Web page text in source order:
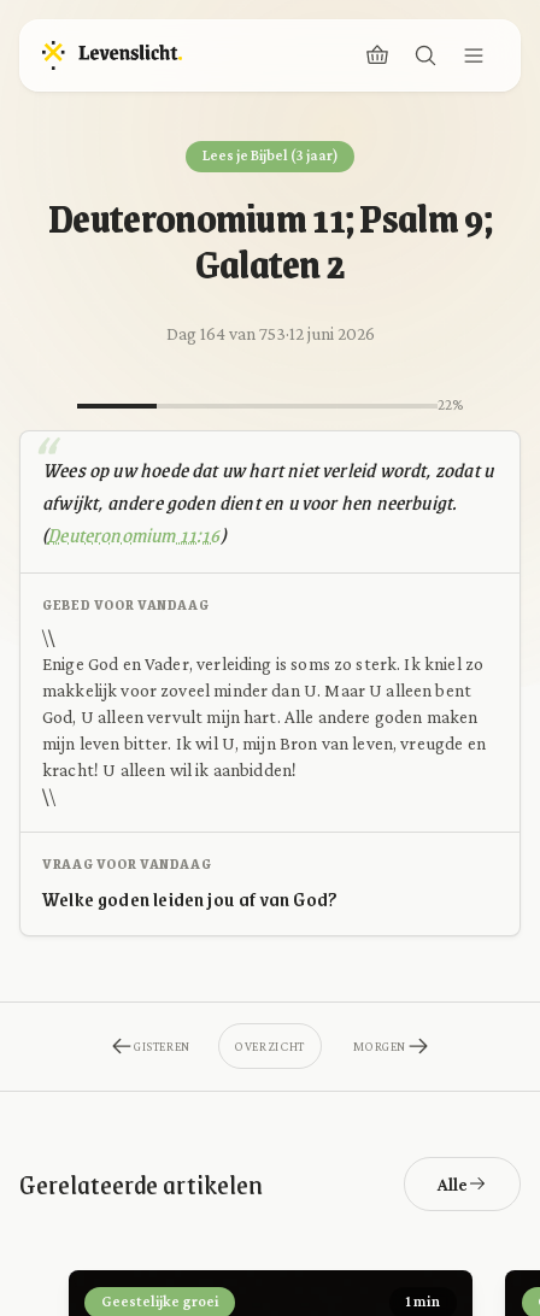
Lees je Bijbel (3 jaar)
Deuteronomium 11; Psalm 9;
Galaten 2
Dag 164 van 753·12 juni 2026
22%
Wees op uw hoede dat uw hart niet verleid wordt, zodat u
afwijkt, andere goden dient en u voor hen neerbuigt.
(Deuteronomium 11:16)
GEBED VOOR VANDAAG
\\
Enige God en Vader, verleiding is soms zo sterk. Ik kniel zo
makkelijk voor zoveel minder dan U. Maar U alleen bent
God, U alleen vervult mijn hart. Alle andere goden maken
mijn leven bitter. Ik wil U, mijn Bron van leven, vreugde en
kracht! U alleen wil ik aanbidden!
\\
VRAAG VOOR VANDAAG
Welke goden leiden jou af van God?
GISTEREN OVERZICHT MORGEN
Gerelateerde artikelen Alle
Geestelijke groei 1 min